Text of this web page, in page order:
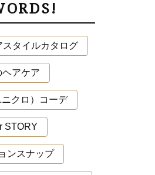
タイルカタログ
ヘアケア
クロ）コーデ
STORY
ンスナップ